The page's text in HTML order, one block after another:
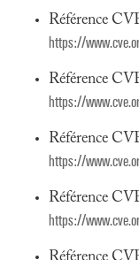
Référence
https://
Référence
https://
Référence
https://
Référence
https://